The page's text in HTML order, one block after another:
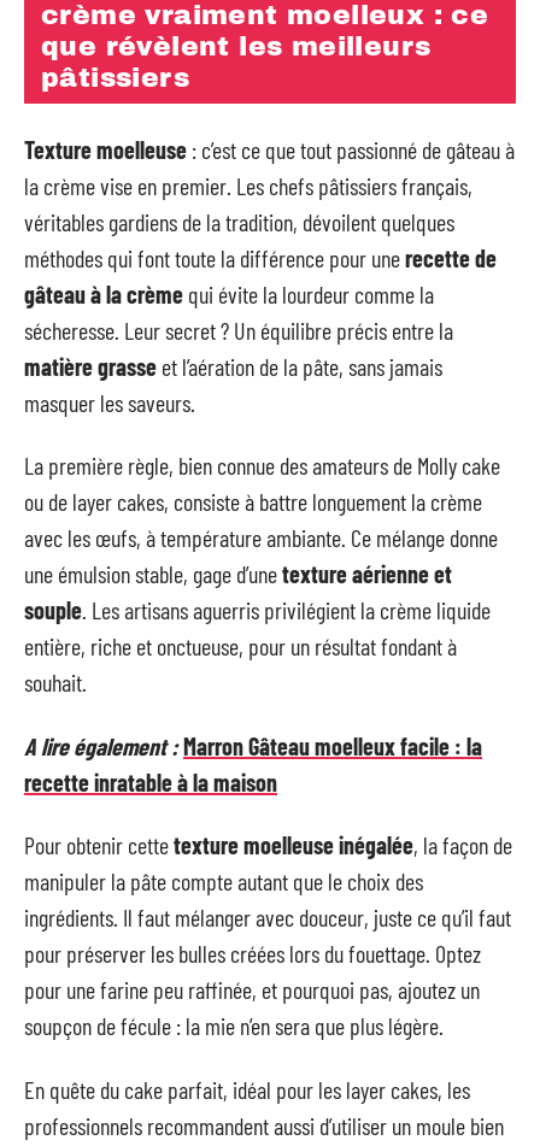
crème vraiment moelleux : ce
que révèlent les meilleurs
pâtissiers
Texture moelleuse : c’est ce que tout passionné de gâteau à
la crème vise en premier. Les chefs pâtissiers français,
véritables gardiens de la tradition, dévoilent quelques
méthodes qui font toute la différence pour unerecette de
gâteau à la crème qui évite la lourdeur comme la
sécheresse. Leur secret ? Un équilibre précis entre la
matière grasse et l’aération de la pâte, sans jamais
masquer les saveurs.
La première règle, bien connue des amateurs de Molly cake
ou de layer cakes, consiste à battre longuement la crème
avec les œufs, à température ambiante. Ce mélange donne
une émulsion stable, gage d’unetexture aérienne et
souple. Les artisans aguerris privilégient la crème liquide
entière, riche et onctueuse, pour un résultat fondant à
souhait.
A lire également :Marron Gâteau moelleux facile : la
recette inratable à la maison
Pour obtenir cettetexture moelleuse inégalée, la façon de
manipuler la pâte compte autant que le choix des
ingrédients. Il faut mélanger avec douceur, juste ce qu’il faut
pour préserver les bulles créées lors du fouettage. Optez
pour une farine peu raffinée, et pourquoi pas, ajoutez un
soupçon de fécule : la mie n’en sera que plus légère.
En quête du cake parfait, idéal pour les layer cakes, les
professionnels recommandent aussi d’utiliser un moule bien